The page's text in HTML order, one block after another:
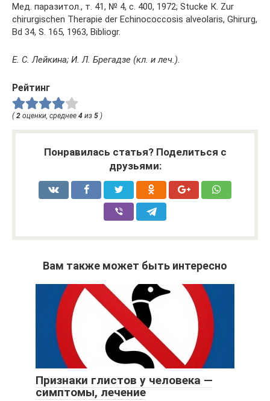
Мед. паразитол., т. 41, № 4, с. 400, 1972; Stuсkе К. Zur
chirurgischen Therapie der Echinococcosis alveolaris, Ghirurg,
Bd 34, S. 165, 1963, Bibliogr.
Е. С. Лейкина; И. Л. Брегадзе (кл. и леч.).
Рейтинг
( 2 оценки, среднее 4 из 5 )
Понравилась статья? Поделиться с
друзьями:
Вам также может быть интересно
Признаки глистов у человека —
симптомы, лечение